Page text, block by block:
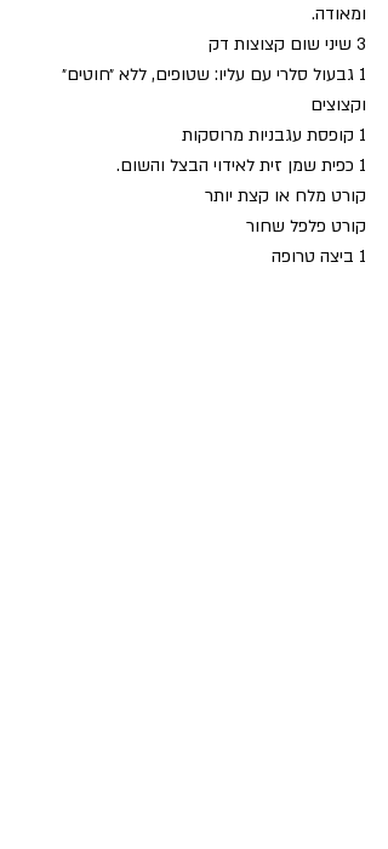
ומאודה.
3 שיני שום קצוצות דק
1 גבעול סלרי עם עליו: שטופים, ללא ״חוטים״
וקצוצים
1 קופסת עגבניות מרוסקות
1 כפית שמן זית לאידוי הבצל והשום.
קורט מלח או קצת יותר
קורט פלפל שחור
1 ביצה טרופה